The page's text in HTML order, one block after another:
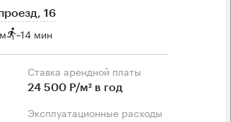
16
~14 мин
Ставка арендной платы
24 500 Р/м² в год
Эксплуатационные расходы